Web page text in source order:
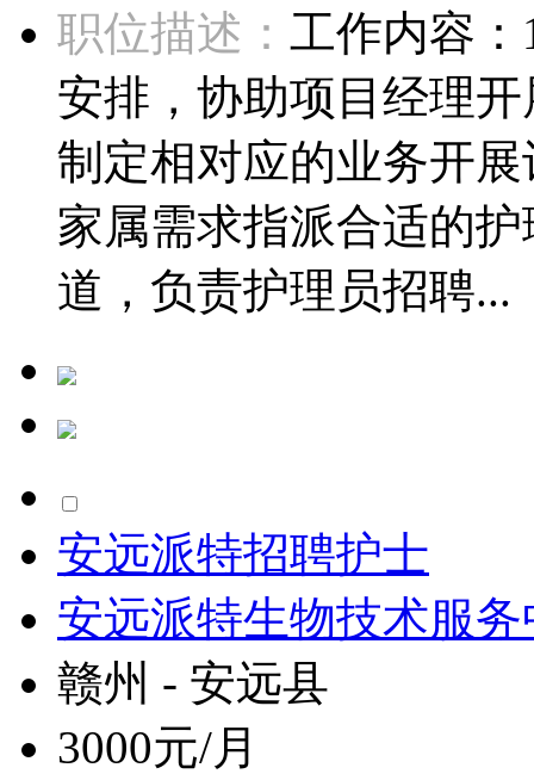
职位描述： 工作内容
安排，协助项目经理
制定相对应的业务开
家属需求指派合适的
道，负责护理员招聘...
安远派特招聘护士
安远派特生物技术服务
赣州 - 安远县
3000元/月